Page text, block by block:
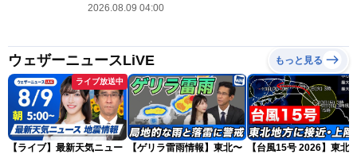
2026.08.09 04:00
ウェザーニュースLiVE もっと見る
ライブ放送中
【ライブ】最新天気ニュー
【ゲリラ雷雨情報】東北〜
【台風15号 2026】東北